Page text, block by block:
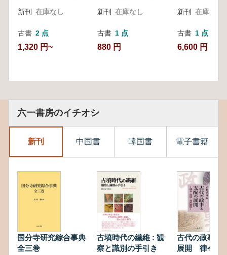
新刊 在庫なし
古書 2 点
1,320 円~
新刊 在庫なし
古書 1 点
880 円
新刊 在庫なし
古書 1 点
6,600 円
六一書房のイチオシ
新刊 中国書 韓国書 電子書籍
国分寺研究綜合事典
全三巻
古墳時代の繊維 : 観
察と識別の手引き
古代の政事と
展開 律令・